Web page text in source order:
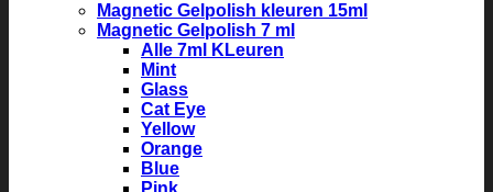
Magnetic Gelpolish kleuren 15ml
Magnetic Gelpolish 7 ml
Alle 7ml KLeuren
Mint
Glass
Cat Eye
Yellow
Orange
Blue
Pink